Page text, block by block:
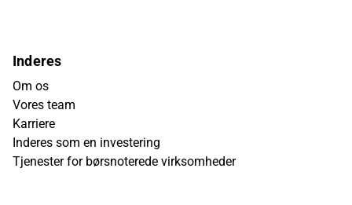
Inderes
Om os
Vores team
Karriere
Inderes som en investering
Tjenester for børsnoterede virksomheder